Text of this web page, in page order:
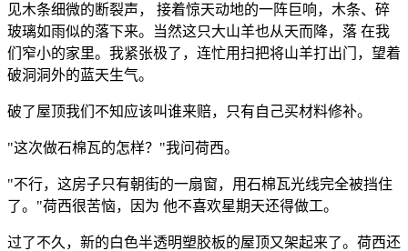
见木条细微的断裂声， 接着惊天动地的一阵巨响，木条、碎
玻璃如雨似的落下来。当然这只大山羊也从天而降，落 在我
们窄小的家里。我紧张极了，连忙用扫把将山羊打出门，望着
破洞洞外的蓝天生气。
破了屋顶我们不知应该叫谁来赔，只有自己买材料修补。
"这次做石棉瓦的怎样？"我问荷西。
"不行，这房子只有朝街的一扇窗，用石棉瓦光线完全被挡住
了。"荷西很苦恼，因为 他不喜欢星期天还得做工。
过了不久，新的白色半透明塑胶板的屋顶又架起来了。荷西还